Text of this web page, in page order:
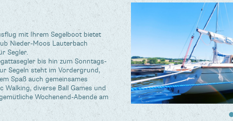
mit Ihrem Segelboot bietet
Nieder-Moos Lauterbach
Segler.
bis hin zum Sonntags-
Segeln steht im Vordergrund,
Spaß auch gemeinsames
Walking, diverse Ball Games und
Wochenend-Abende am